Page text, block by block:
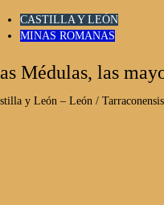
CASTILLA Y LEÓN
MINAS ROMANAS
Médulas, las
y León – León /